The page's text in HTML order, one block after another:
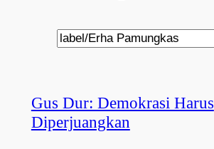
Search
Gus Dur: Demokrasi Harus
Diperjuangkan